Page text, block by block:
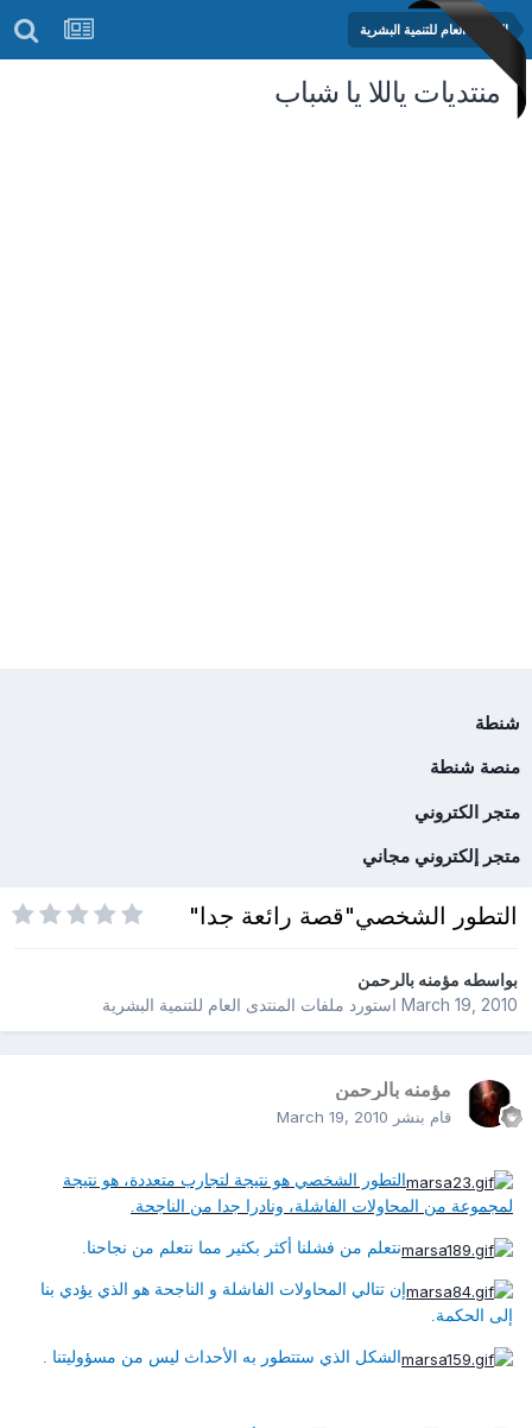
المنتدى العام للتنمية البشرية
منتديات ياللا يا شباب
شنطة
منصة شنطة
متجر الكتروني
متجر إلكتروني مجاني
التطور الشخصي"قصة رائعة جدا"
بواسطهمؤمنه بالرحمن
March 19, 2010استورد ملفات المنتدى العام للتنمية البشرية
مؤمنه بالرحمن
قام بنشر March 19, 2010
التطور الشخصي هو نتيجة لتجارب متعددة، هو نتيجة
لمجموعة من المحاولات الفاشلة، ونادرا جدا من الناجحة.
نتعلم من فشلنا أكثر بكثير مما نتعلم من نجاحنا.
إن تتالي المحاولات الفاشلة و الناجحة هو الذي يؤدي بنا
إلى الحكمة.
الشكل الذي ستتطور به الأحداث ليس من مسؤوليتنا .